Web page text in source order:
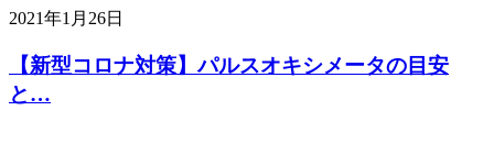
2021年1月26日
【新型コロナ対策】パルスオキシメータの目安
と…